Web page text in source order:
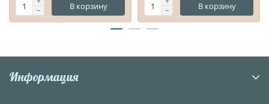
В корзину В корзину
Информация